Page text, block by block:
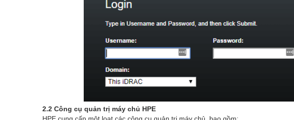
2.2 Công cụ quản trị máy chủ HPE